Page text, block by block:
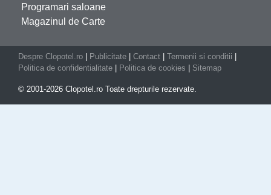
Programari saloane
Magazinul de Carte
Despre Clopotel.ro Publicitate Contact Termenii si conditii
Politica de confidentialitate
Politica de cookies Sitemap
© 2001-2026 Clopotel.ro Toate drepturile rezervate.